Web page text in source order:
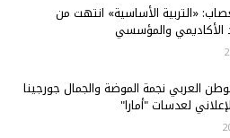
«التربية الأساسية» انتهت من
الأكاديمي والمؤسسي
العربي نجمة الموضة والجمال جورجينا
لعدسات "أمارا"